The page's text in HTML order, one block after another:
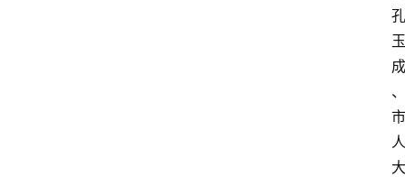
孔
玉
成
、
市
人
大